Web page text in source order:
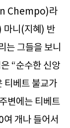
Chempo)라
마니(지혜) 반
는 그들을 보니
“순수한 신앙
티베트 불교가
변에는 티베트
개나 들어서